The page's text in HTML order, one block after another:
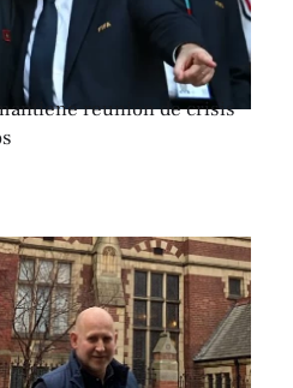
reunión de crisis